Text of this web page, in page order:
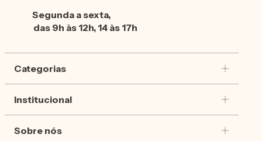
Segunda a sexta,
das 9h às 12h, 14 às 17h
Categorias
Institucional
Sobre nós